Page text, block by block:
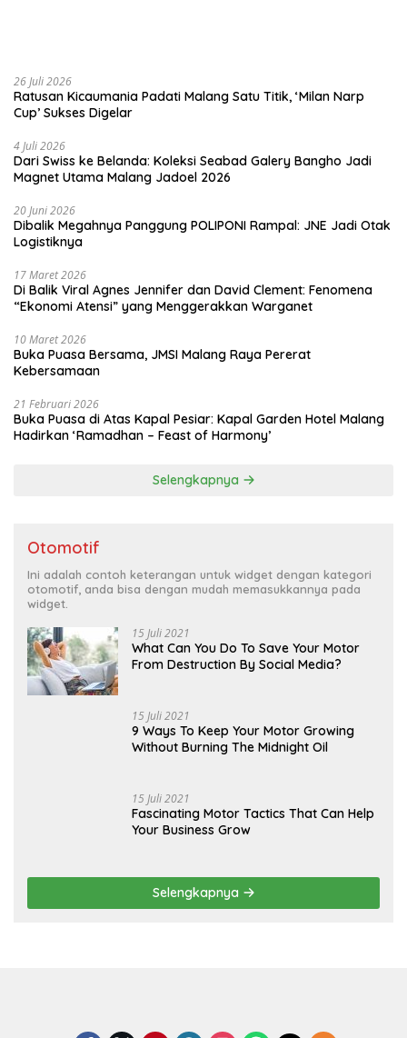
26 Juli 2026
Ratusan Kicaumania Padati Malang Satu Titik, ‘Milan Narp
Cup’ Sukses Digelar
4 Juli 2026
Dari Swiss ke Belanda: Koleksi Seabad Galery Bangho Jadi
Magnet Utama Malang Jadoel 2026
20 Juni 2026
Dibalik Megahnya Panggung POLIPONI Rampal: JNE Jadi Otak
Logistiknya
17 Maret 2026
Di Balik Viral Agnes Jennifer dan David Clement: Fenomena
“Ekonomi Atensi” yang Menggerakkan Warganet
10 Maret 2026
Buka Puasa Bersama, JMSI Malang Raya Pererat
Kebersamaan
21 Februari 2026
Buka Puasa di Atas Kapal Pesiar: Kapal Garden Hotel Malang
Hadirkan ‘Ramadhan – Feast of Harmony’
Selengkapnya
Otomotif
Ini adalah contoh keterangan untuk widget dengan kategori
otomotif, anda bisa dengan mudah memasukkannya pada
widget.
15 Juli 2021
What Can You Do To Save Your Motor
From Destruction By Social Media?
15 Juli 2021
9 Ways To Keep Your Motor Growing
Without Burning The Midnight Oil
15 Juli 2021
Fascinating Motor Tactics That Can Help
Your Business Grow
Selengkapnya